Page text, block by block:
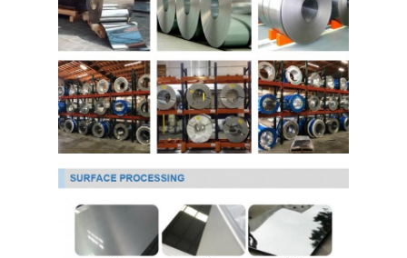
Hakkımızda
Fabrika Turu
Kalite Kontrol
Bizimle İletişim
Haberler